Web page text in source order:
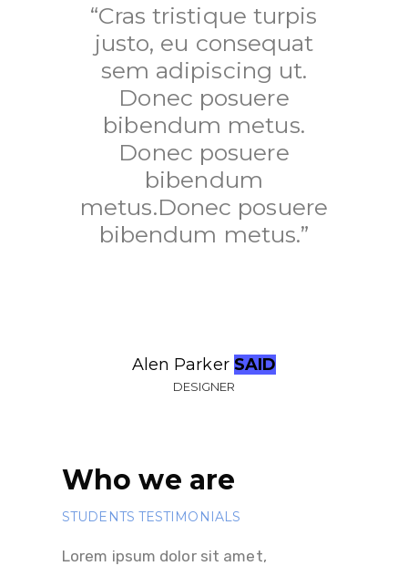
“Cras tristique turpis
justo, eu consequat
sem adipiscing ut.
Donec posuere
bibendum metus.
Donec posuere
bibendum
metus.Donec posuere
bibendum metus.”
Alen Parker​ SAID
DESIGNER
Who we are
STUDENTS TESTIMONIALS
Lorem ipsum dolor sit amet,